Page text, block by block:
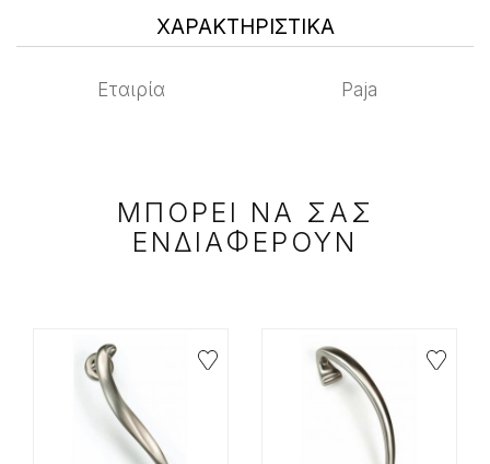
ΧΑΡΑΚΤΗΡΙΣΤΙΚΑ
Εταιρία Paja
ΜΠΟΡΕΙ ΝΑ ΣΑΣ
ΕΝΔΙΑΦΕΡΟΥΝ